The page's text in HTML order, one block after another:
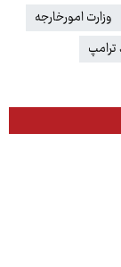
وزارت امورخارجه
ترامپ